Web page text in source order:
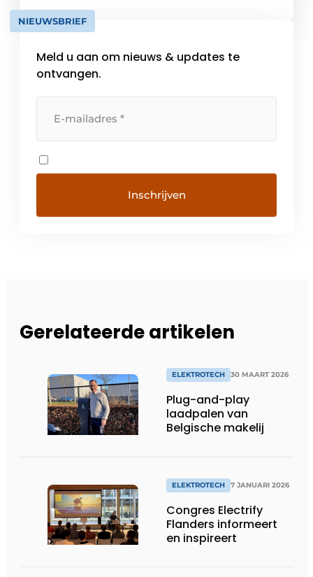
wonen comfortabeler, veiliger en
energiezuiniger maakt. Hiervoor biedt Gira
apparaten […]
NIEUWSBRIEF
Meld u aan om nieuws & updates te
ontvangen.
Gerelateerde artikelen
ELEKTROTECH 30 MAART 2026
Plug-and-play
laadpalen van
Belgische makelij
ELEKTROTECH 7 JANUARI 2026
Congres Electrify
Flanders informeert
en inspireert